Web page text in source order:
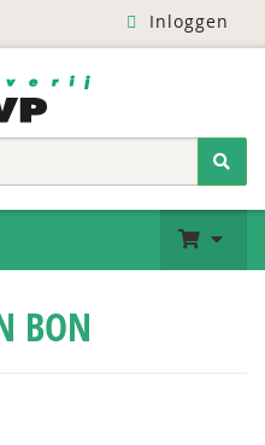
Inloggen
BON